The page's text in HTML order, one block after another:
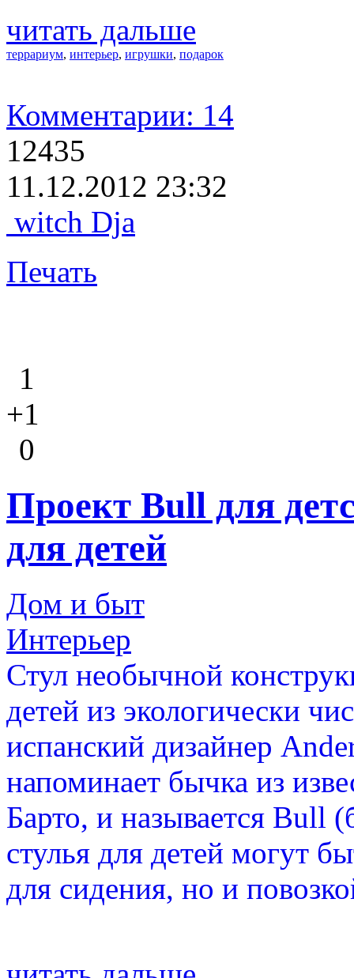
читать дальше
террариум, интерьер, игрушки, подарок
Комментарии: 14
12435
11.12.2012 23:32
witch Dja
Печать
1
+1
0
Проект Bull для
для детей
Дом и быт
Интерьер
Стул необычной
детей из экологически
испанский дизайнер
напоминает бычка из
Барто, и называется
стулья для детей могут
для сидения, но и